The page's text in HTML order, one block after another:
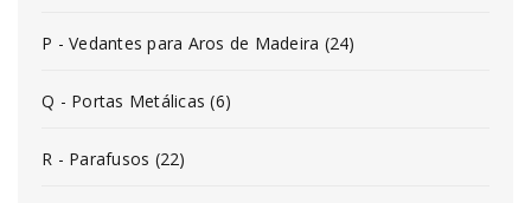
P - Vedantes para Aros de Madeira (24)
Q - Portas Metálicas (6)
R - Parafusos (22)